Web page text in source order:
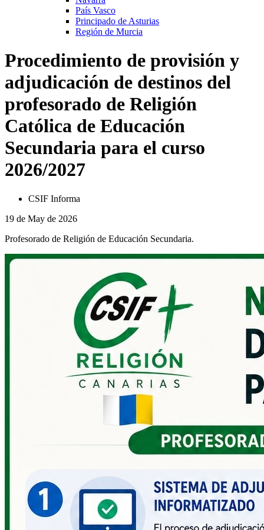
País Vasco
Principado de Asturias
Región de Murcia
Procedimiento de provisión y
adjudicación de destinos del
profesorado de Religión
Católica de Educación
Secundaria para el curso
2026/2027
CSIF Informa
19 de May de 2026
Profesorado de Religión de Educación Secundaria.